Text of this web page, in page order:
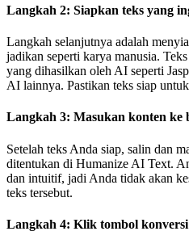
Langkah 2: Siapkan teks yang
Langkah selanjutnya adalah
jadikan seperti karya manusia.
yang dihasilkan oleh AI seperti
AI lainnya. Pastikan teks siap
Langkah 3: Masukan konten ke
Setelah teks Anda siap, salin dan
ditentukan di Humanize AI Text.
dan intuitif, jadi Anda tidak akan
teks tersebut.
Langkah 4: Klik tombol